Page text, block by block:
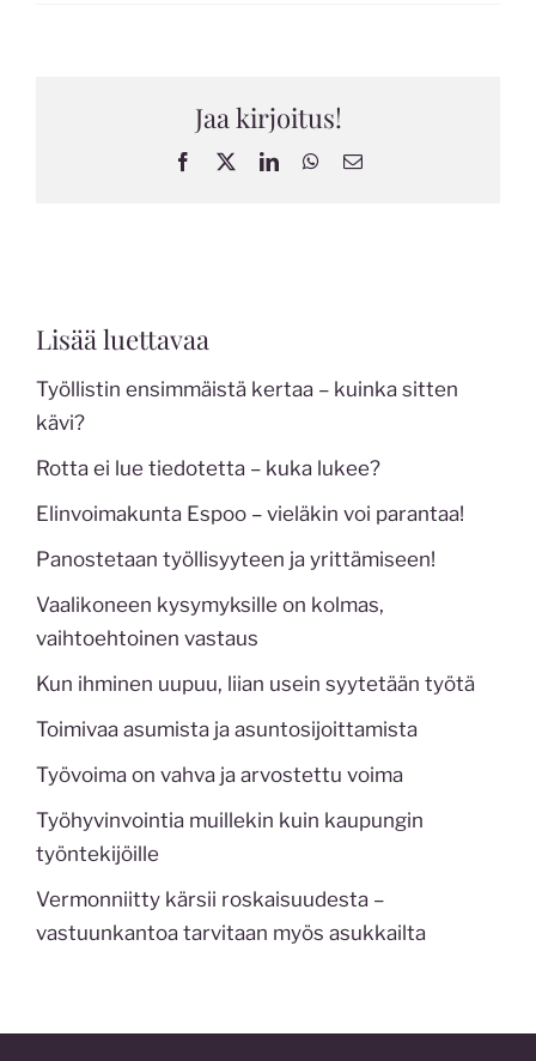
Jaa kirjoitus!
Facebook LinkedInWhatsAppSähköposti
Lisää luettavaa
Työllistin ensimmäistä kertaa – kuinka sitten
kävi?
Rotta ei lue tiedotetta – kuka lukee?
Elinvoimakunta Espoo – vieläkin voi parantaa!
Panostetaan työllisyyteen ja yrittämiseen!
Vaalikoneen kysymyksille on kolmas,
vaihtoehtoinen vastaus
Kun ihminen uupuu, liian usein syytetään työtä
Toimivaa asumista ja asuntosijoittamista
Työvoima on vahva ja arvostettu voima
Työhyvinvointia muillekin kuin kaupungin
työntekijöille
Vermonniitty kärsii roskaisuudesta –
vastuunkantoa tarvitaan myös asukkailta